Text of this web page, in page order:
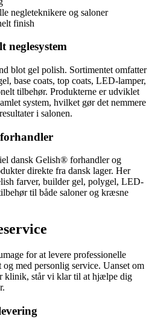
negleteknikere og saloner
finish
neglesystem
blot gel polish. Sortimentet omfatter
base coats, top coats, LED-lamper,
tilbehør. Produkterne er udviklet
system, hvilket gør det nemmere
i salonen.
dansk Gelish® forhandler og
direkte fra dansk lager. Her
farver, builder gel, polygel, LED-
til både saloner og kræsne
for at levere professionelle
med personlig service. Uanset om
klinik, står vi klar til at hjælpe dig